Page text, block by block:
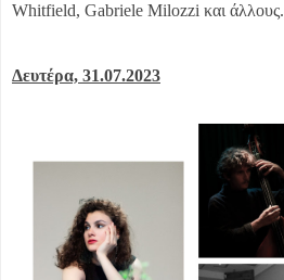
Whitfield, Gabriele Milozzi και άλλους.
Δευτέρα, 31.07.2023